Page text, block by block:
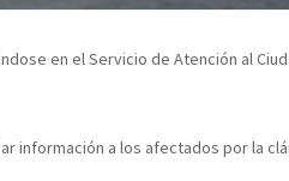
en el Servicio de Atención al
información a los afectados por la